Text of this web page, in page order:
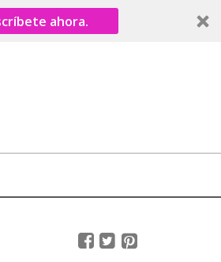
ahora.